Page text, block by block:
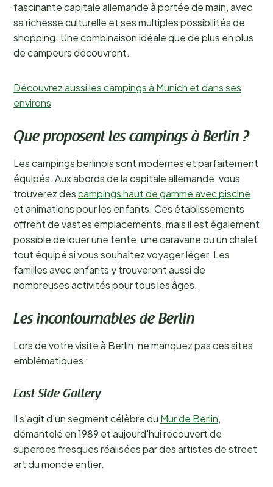
fascinante capitale allemande à portée de main, avec
sa richesse culturelle et ses multiples possibilités de
shopping. Une combinaison idéale que de plus en plus
de campeurs découvrent.
Découvrez aussi les campings à Munich et dans ses
environs
Que proposent les campings à Berlin ?
Les campings berlinois sont modernes et parfaitement
équipés. Aux abords de la capitale allemande, vous
trouverez descampings haut de gamme avec piscine
et animations pour les enfants. Ces établissements
offrent de vastes emplacements, mais il est également
possible de louer une tente, une caravane ou un chalet
tout équipé si vous souhaitez voyager léger. Les
familles avec enfants y trouveront aussi de
nombreuses activités pour tous les âges.
Les incontournables de Berlin
Lors de votre visite à Berlin, ne manquez pas ces sites
emblématiques :
East Side Gallery
Il s'agit d'un segment célèbre du Mur de Berlin,
démantelé en 1989 et aujourd'hui recouvert de
superbes fresques réalisées par des artistes de street
art du monde entier.